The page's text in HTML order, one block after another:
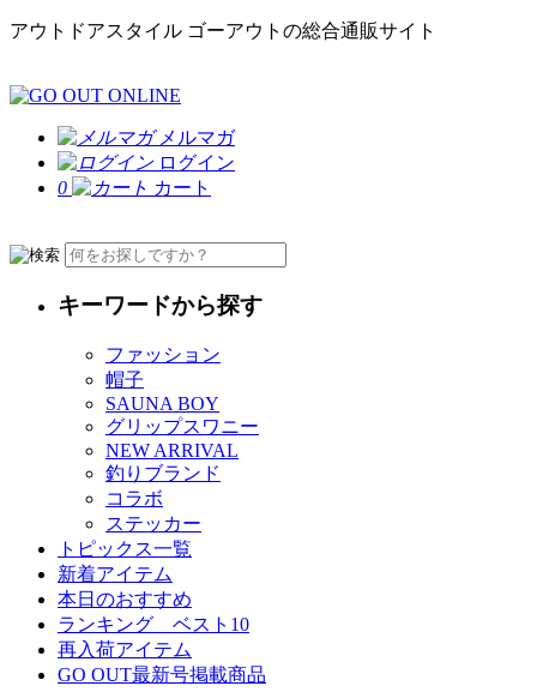
アウトドアスタイル ゴーアウトの総合通販サイト
メルマガ
ログイン
0
カート
キーワードから探す
ファッション
帽子
SAUNA BOY
グリップスワニー
NEW ARRIVAL
釣りブランド
コラボ
ステッカー
トピックス一覧
新着アイテム
本日のおすすめ
ランキング ベスト10
再入荷アイテム
GO OUT最新号掲載商品